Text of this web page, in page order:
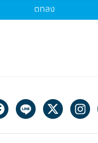
ตกลง
Facebook
Line Twitter